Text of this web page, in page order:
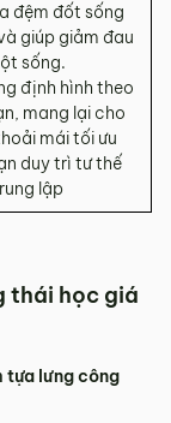
đệm đốt sống
giúp giảm đau
sống.
định hình theo
mang lại cho
mái tối ưu
duy trì tư thế
lập
thái học giá
tựa lưng công